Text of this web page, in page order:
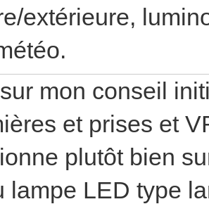
extérieure,
mon conseil
et prises et
plutôt bien
lampe LED type